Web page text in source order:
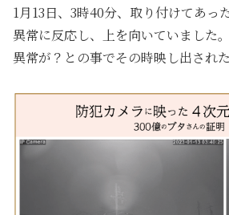
1月13日、3時40分、取り付けてあっ
異常に反応し、上を向いていました
異常が？との事でその時映し出された